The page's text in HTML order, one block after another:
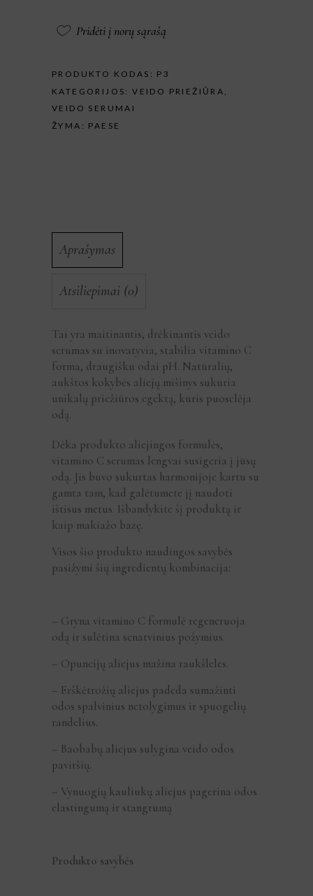
Pridėti į norų sąrašą
PRODUKTO KODAS: P3
KATEGORIJOS:VEIDO PRIEŽIŪRA ,
VEIDO SERUMAI
ŽYMA: PAESE
Aprašymas
Atsiliepimai (0)
Tai yra maitinantis, drėkinantis veido
serumas su inovatyvia, stabilia vitamino C
forma, draugišku odai pH. Natūralių,
aukštos kokybės aliejų mišinys sukuria
unikalų priežiūros egektą, kuris puoselėja
odą.
Dėka produkto aliejingos formulės,
vitamino C serumas lengvai susigeria į jūsų
odą. Jis buvo sukurtas harmonijoje kartu su
gamta tam, kad galėtumete jį naudoti
ištisus metus. Išbandykite šį produktą ir
kaip makiažo bazę.
Visos šio produkto naudingos savybės
pasižymi šių ingredientų kombinacija:
– Gryna vitamino C formulė regeneruoja
odą ir sulėtina senatvinius požymius.
– Opuncijų aliejus mažina raukšleles.
– Erškėtrožių aliejus padeda sumažinti
odos spalvinius netolygimus ir spuogelių
randelius.
– Baobabų aliejus sulygina veido odos
paviršių.
– Vynuogių kauliukų aliejus pagerina odos
elastingumą ir stangrumą
Produkto savybės